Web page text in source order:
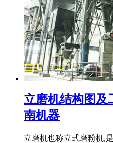
立磨机结构图及
南机器
立磨机也称立式磨粉机,